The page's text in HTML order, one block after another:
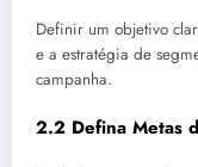
Definir um objetivo
e a estratégia de
campanha.
2.2 Defina Metas